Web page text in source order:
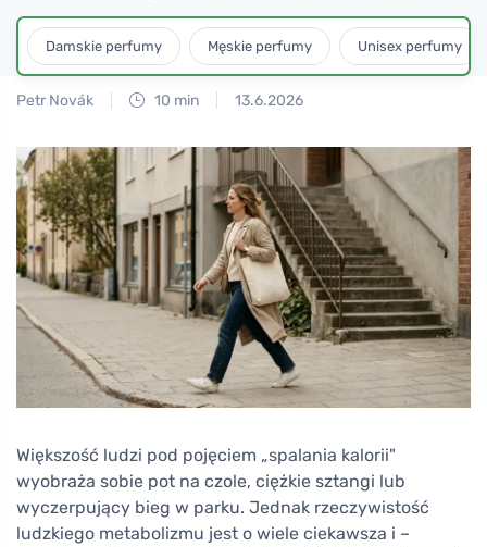
Damskie perfumy Męskie perfumy Unisex perfumy
Petr Novák 10 min 13.6.2026
Większość ludzi pod pojęciem „spalania kalorii"
wyobraża sobie pot na czole, ciężkie sztangi lub
wyczerpujący bieg w parku. Jednak rzeczywistość
ludzkiego metabolizmu jest o wiele ciekawsza i –